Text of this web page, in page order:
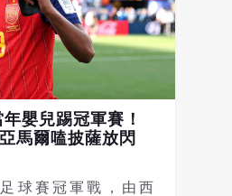
prepare to
Loonat
July 19,
（guard of
隊登台捧起大力
Cascante）
根廷全隊背過身
嬰兒踢冠軍賽！
馬爾嗑披薩放閃
球賽冠軍戰，由西